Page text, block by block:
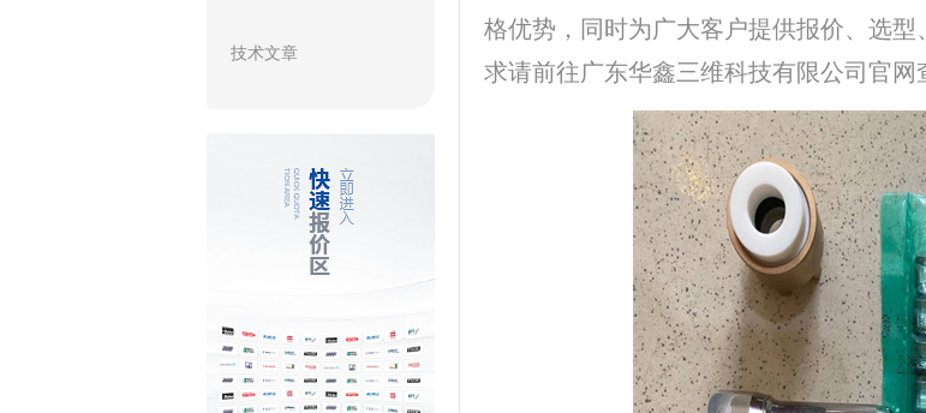
技术文章
格优势，同时为广大客户提供报价、选
求请前往广东华鑫三维科技有限公司官网